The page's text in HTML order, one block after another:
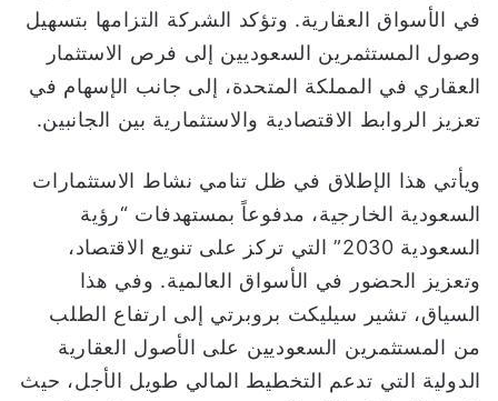
في الأسواق العقارية. وتؤكد الشركة التزامها بتسهيل
وصول المستثمرين السعوديين إلى فرص الاستثمار
العقاري في المملكة المتحدة، إلى جانب الإسهام في
تعزيز الروابط الاقتصادية والاستثمارية بين الجانبين.
ويأتي هذا الإطلاق في ظل تنامي نشاط الاستثمارات
السعودية الخارجية، مدفوعاً بمستهدفات “رؤية
السعودية 2030” التي تركز على تنويع الاقتصاد،
وتعزيز الحضور في الأسواق العالمية. وفي هذا
السياق، تشير سيليكت بروبرتي إلى ارتفاع الطلب
من المستثمرين السعوديين على الأصول العقارية
الدولية التي تدعم التخطيط المالي طويل الأجل، حيث